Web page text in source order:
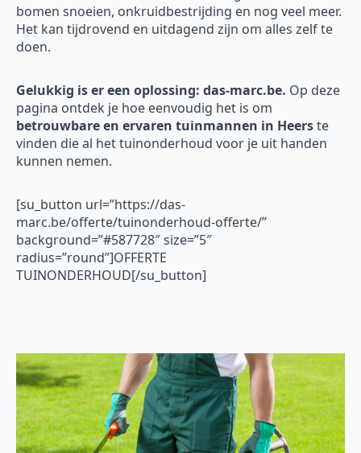
bomen snoeien, onkruidbestrijding en nog veel meer.
Het kan tijdrovend en uitdagend zijn om alles zelf te
doen.
Gelukkig is er een oplossing: das-marc.be. Op deze
pagina ontdek je hoe eenvoudig het is om
betrouwbare en ervaren tuinmannen in Heerste
vinden die al het tuinonderhoud voor je uit handen
kunnen nemen.
[su_button url=”https://das-
marc.be/offerte/tuinonderhoud-offerte/”
background=”#587728″ size=”5″
radius=”round”]OFFERTE
TUINONDERHOUD[/su_button]